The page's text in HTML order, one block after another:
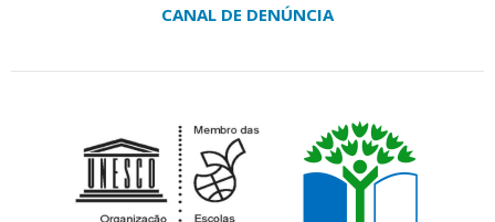
CANAL DE DENÚNCIA